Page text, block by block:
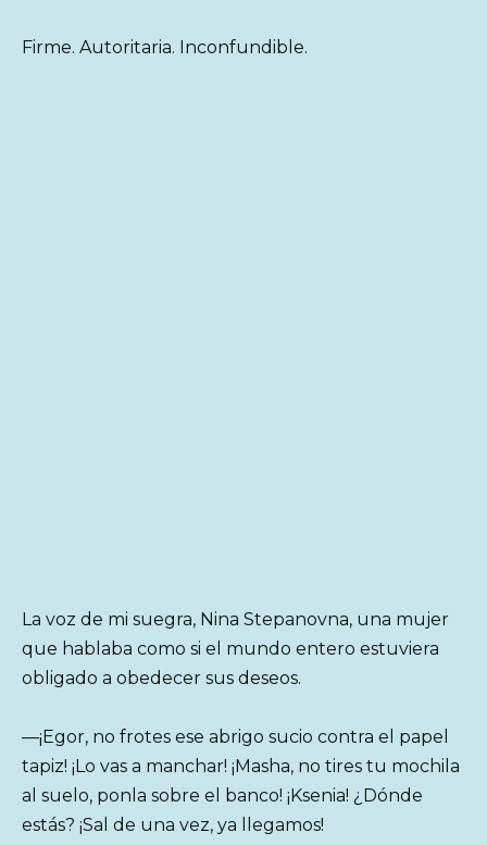
Firme. Autoritaria. Inconfundible.
La voz de mi suegra, Nina Stepanovna, una mujer
que hablaba como si el mundo entero estuviera
obligado a obedecer sus deseos.
—¡Egor, no frotes ese abrigo sucio contra el papel
tapiz! ¡Lo vas a manchar! ¡Masha, no tires tu mochila
al suelo, ponla sobre el banco! ¡Ksenia! ¿Dónde
estás? ¡Sal de una vez, ya llegamos!